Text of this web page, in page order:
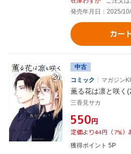
発売年月日：2025/
カー
中古
コミック
マガジン
薫る花は凛と咲く
三香見サカ
¥550円
定価より44円（7%）
獲得ポイント 5P